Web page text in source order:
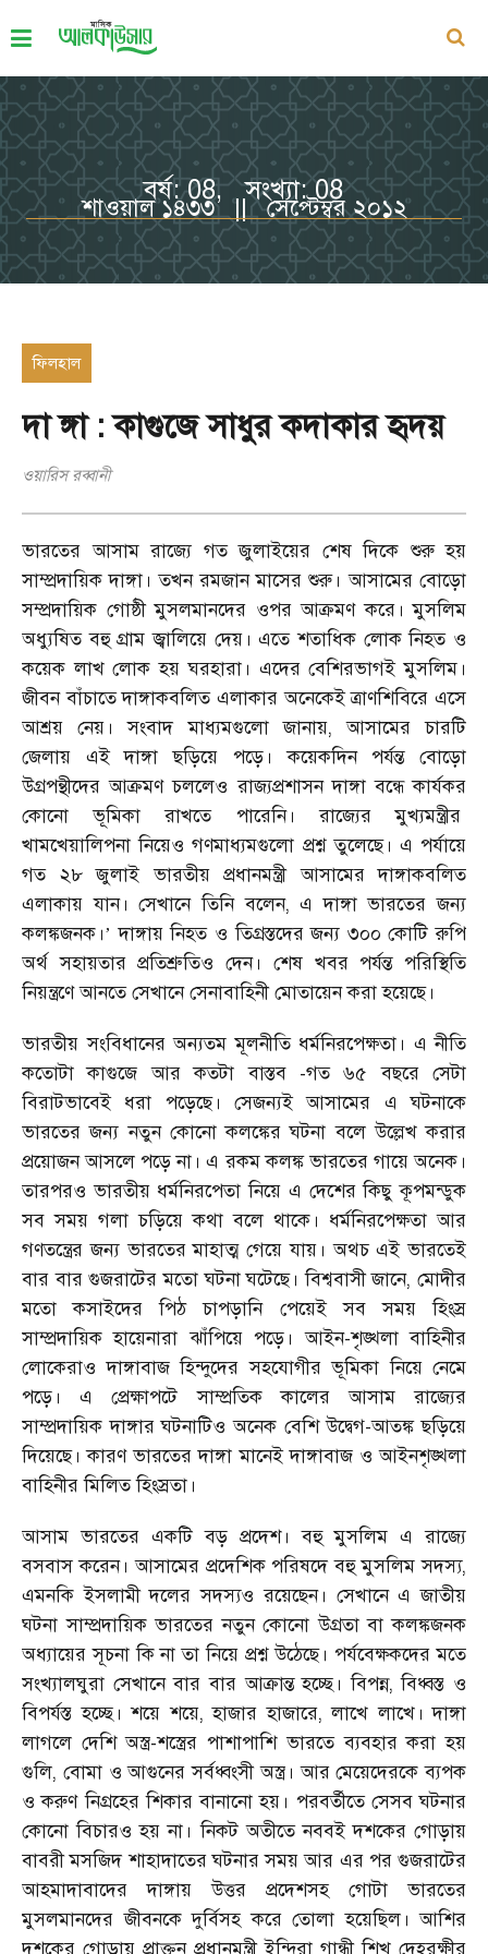
বর্ষ: 08, সংখ্যা: 08
শাওয়াল ১৪৩৩ || সেপ্টেম্বর ২০১২
ফিলহাল
দা ঙ্গা : কাগুজে সাধুর কদাকার হৃদয়
ওয়ারিস রব্বানী
ভারতের আসাম রাজ্যে গত জুলাইয়ের শেষ দিকে শুরু হয়
সাম্প্রদায়িক দাঙ্গা। তখন রমজান মাসের শুরু। আসামের বোড়ো
সম্প্রদায়িক গোষ্ঠী মুসলমানদের ওপর আক্রমণ করে। মুসলিম
অধ্যুষিত বহু গ্রাম জ্বালিয়ে দেয়। এতে শতাধিক লোক নিহত ও
কয়েক লাখ লোক হয় ঘরহারা। এদের বেশিরভাগই মুসলিম।
জীবন বাঁচাতে দাঙ্গাকবলিত এলাকার অনেকেই ত্রাণশিবিরে এসে
আশ্রয় নেয়। সংবাদ মাধ্যমগুলো জানায়, আসামের চারটি
জেলায় এই দাঙ্গা ছড়িয়ে পড়ে। কয়েকদিন পর্যন্ত বোড়ো
উগ্রপন্থীদের আক্রমণ চললেও রাজ্যপ্রশাসন দাঙ্গা বন্ধে কার্যকর
কোনো ভূমিকা রাখতে পারেনি। রাজ্যের মুখ্যমন্ত্রীর
খামখেয়ালিপনা নিয়েও গণমাধ্যমগুলো প্রশ্ন তুলেছে। এ পর্যায়ে
গত ২৮ জুলাই ভারতীয় প্রধানমন্ত্রী আসামের দাঙ্গাকবলিত
এলাকায় যান। সেখানে তিনি বলেন, এ দাঙ্গা ভারতের জন্য
কলঙ্কজনক।’ দাঙ্গায় নিহত ও তিগ্রস্তদের জন্য ৩০০ কোটি রুপি
অর্থ সহায়তার প্রতিশ্রুতিও দেন। শেষ খবর পর্যন্ত পরিস্থিতি
নিয়ন্ত্রণে আনতে সেখানে সেনাবাহিনী মোতায়েন করা হয়েছে।
ভারতীয় সংবিধানের অন্যতম মূলনীতি ধর্মনিরপেক্ষতা। এ নীতি
কতোটা কাগুজে আর কতটা বাস্তব -গত ৬৫ বছরে সেটা
বিরাটভাবেই ধরা পড়েছে। সেজন্যই আসামের এ ঘটনাকে
ভারতের জন্য নতুন কোনো কলঙ্কের ঘটনা বলে উল্লেখ করার
প্রয়োজন আসলে পড়ে না। এ রকম কলঙ্ক ভারতের গায়ে অনেক।
তারপরও ভারতীয় ধর্মনিরপেতা নিয়ে এ দেশের কিছু কূপমন্ডুক
সব সময় গলা চড়িয়ে কথা বলে থাকে। ধর্মনিরপেক্ষতা আর
গণতন্ত্রের জন্য ভারতের মাহাত্ম গেয়ে যায়। অথচ এই ভারতেই
বার বার গুজরাটের মতো ঘটনা ঘটেছে। বিশ্ববাসী জানে, মোদীর
মতো কসাইদের পিঠ চাপড়ানি পেয়েই সব সময় হিংস্র
সাম্প্রদায়িক হায়েনারা ঝাঁপিয়ে পড়ে। আইন-শৃঙ্খলা বাহিনীর
লোকেরাও দাঙ্গাবাজ হিন্দুদের সহযোগীর ভূমিকা নিয়ে নেমে
পড়ে। এ প্রেক্ষাপটে সাম্প্রতিক কালের আসাম রাজ্যের
সাম্প্রদায়িক দাঙ্গার ঘটনাটিও অনেক বেশি উদ্বেগ-আতঙ্ক ছড়িয়ে
দিয়েছে। কারণ ভারতের দাঙ্গা মানেই দাঙ্গাবাজ ও আইনশৃঙ্খলা
বাহিনীর মিলিত হিংস্রতা।
আসাম ভারতের একটি বড় প্রদেশ। বহু মুসলিম এ রাজ্যে
বসবাস করেন। আসামের প্রদেশিক পরিষদে বহু মুসলিম সদস্য,
এমনকি ইসলামী দলের সদস্যও রয়েছেন। সেখানে এ জাতীয়
ঘটনা সাম্প্রদায়িক ভারতের নতুন কোনো উগ্রতা বা কলঙ্কজনক
অধ্যায়ের সূচনা কি না তা নিয়ে প্রশ্ন উঠেছে। পর্যবেক্ষকদের মতে
সংখ্যালঘুরা সেখানে বার বার আক্রান্ত হচ্ছে। বিপন্ন, বিধ্বস্ত ও
বিপর্যস্ত হচ্ছে। শয়ে শয়ে, হাজার হাজারে, লাখে লাখে। দাঙ্গা
লাগলে দেশি অস্ত্র-শস্ত্রের পাশাপাশি ভারতে ব্যবহার করা হয়
গুলি, বোমা ও আগুনের সর্বধ্বংসী অস্ত্র। আর মেয়েদেরকে ব্যপক
ও করুণ নিগ্রহের শিকার বানানো হয়। পরবর্তীতে সেসব ঘটনার
কোনো বিচারও হয় না। নিকট অতীতে নববই দশকের গোড়ায়
বাবরী মসজিদ শাহাদাতের ঘটনার সময় আর এর পর গুজরাটের
আহমাদাবাদের দাঙ্গায় উত্তর প্রদেশসহ গোটা ভারতের
মুসলমানদের জীবনকে দুর্বিসহ করে তোলা হয়েছিল। আশির
দশকের গোড়ায় প্রাক্তন প্রধানমন্ত্রী ইন্দিরা গান্ধী শিখ দেহরক্ষীর